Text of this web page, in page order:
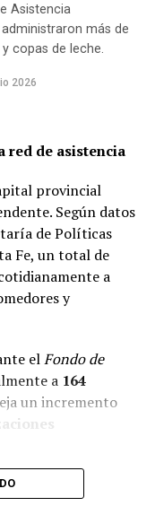
Asistencia
más de
copas de leche.
2026
red de asistencia
provincial
Según datos
de Políticas
Fe, un total de
a
y
elFondo de
a 164
un incremento
de un aumento